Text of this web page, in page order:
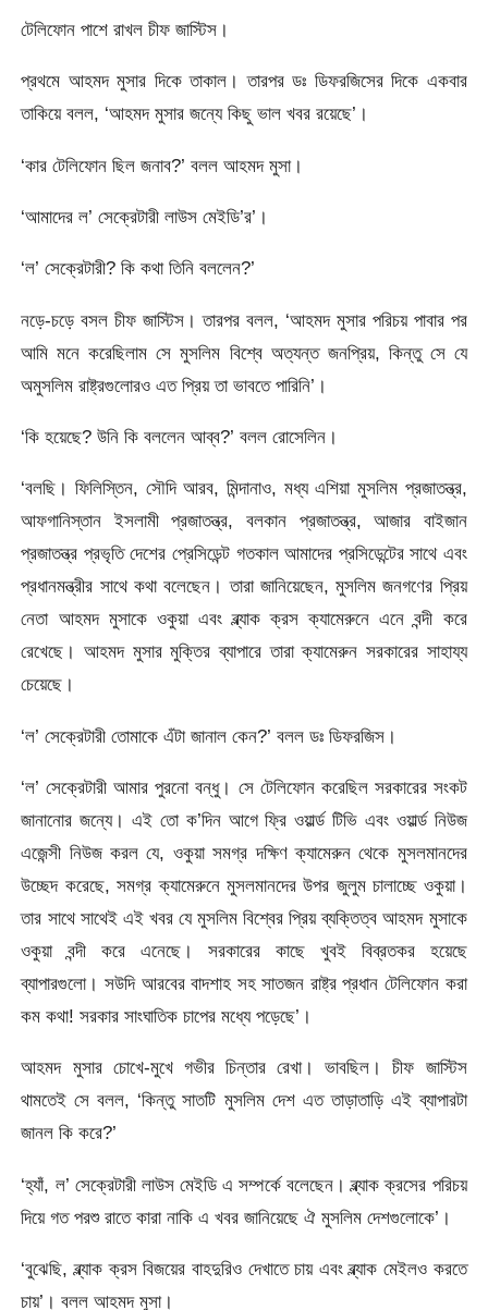
টেলিফোন পাশে রাখল চীফ জাস্টিস।
প্রথমে আহমদ মুসার দিকে তাকাল। তারপর ডঃ ডিফরজিসের দিকে একবার
তাকিয়ে বলল, ‘আহমদ মুসার জন্যে কিছু ভাল খবর রয়েছে’।
‘কার টেলিফোন ছিল জনাব?’ বলল আহমদ মুসা।
‘আমাদের ল’ সেক্রেটারী লাউস মেইডি’র’।
‘ল’ সেক্রেটারী? কি কথা তিনি বললেন?’
নড়ে-চড়ে বসল চীফ জাস্টিস। তারপর বলল, ‘আহমদ মুসার পরিচয় পাবার পর
আমি মনে করেছিলাম সে মুসলিম বিশ্বে অত্যন্ত জনপ্রিয়, কিন্তু সে যে
অমুসলিম রাষ্ট্রগুলোরও এত প্রিয় তা ভাবতে পারিনি’।
‘কি হয়েছে? উনি কি বললেন আব্ব?’ বলল রোসেলিন।
‘বলছি। ফিলিস্তিন, সৌদি আরব, মিন্দানাও, মধ্য এশিয়া মুসলিম প্রজাতন্ত্র,
আফগানিস্তান ইসলামী প্রজাতন্ত্র, বলকান প্রজাতন্ত্র, আজার বাইজান
প্রজাতন্ত্র প্রভৃতি দেশের প্রেসিডেন্ট গতকাল আমাদের প্রসিডেন্টের সাথে এবং
প্রধানমন্ত্রীর সাথে কথা বলেছেন। তারা জানিয়েছেন, মুসলিম জনগণের প্রিয়
নেতা আহমদ মুসাকে ওকুয়া এবং ব্ল্যাক ক্রস ক্যামেরুনে এনে বন্দী করে
রেখেছে। আহমদ মুসার মুক্তির ব্যাপারে তারা ক্যামেরুন সরকারের সাহায্য
চেয়েছে।
‘ল’ সেক্রেটারী তোমাকে এঁটা জানাল কেন?’ বলল ডঃ ডিফরজিস।
‘ল’ সেক্রেটারী আমার পুরনো বন্ধু। সে টেলিফোন করেছিল সরকারের সংকট
জানানোর জন্যে। এই তো ক’দিন আগে ফ্রি ওয়ার্ল্ড টিভি এবং ওয়ার্ল্ড নিউজ
এজেন্সী নিউজ করল যে, ওকুয়া সমগ্র দক্ষিণ ক্যামেরুন থেকে মুসলমানদের
উচ্ছেদ করেছে, সমগ্র ক্যামেরুনে মুসলমানদের উপর জুলুম চালাচ্ছে ওকুয়া।
তার সাথে সাথেই এই খবর যে মুসলিম বিশ্বের প্রিয় ব্যক্তিত্ব আহমদ মুসাকে
ওকুয়া বন্দী করে এনেছে। সরকারের কাছে খুবই বিব্রতকর হয়েছে
ব্যাপারগুলো। সউদি আরবের বাদশাহ সহ সাতজন রাষ্ট্র প্রধান টেলিফোন করা
কম কথা! সরকার সাংঘাতিক চাপের মধ্যে পড়েছে’।
আহমদ মুসার চোখে-মুখে গভীর চিন্তার রেখা। ভাবছিল। চীফ জাস্টিস
থামতেই সে বলল, ‘কিন্তু সাতটি মুসলিম দেশ এত তাড়াতাড়ি এই ব্যাপারটা
জানল কি করে?’
‘হ্যাঁ, ল’ সেক্রেটারী লাউস মেইডি এ সম্পর্কে বলেছেন। ব্ল্যাক ক্রসের পরিচয়
দিয়ে গত পরশু রাতে কারা নাকি এ খবর জানিয়েছে ঐ মুসলিম দেশগুলোকে’।
‘বুঝেছি, ব্ল্যাক ক্রস বিজয়ের বাহদুরিও দেখাতে চায় এবং ব্ল্যাক মেইলও করতে
চায়’। বলল আহমদ মুসা।